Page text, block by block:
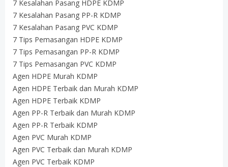
7 Kesalahan Pasang HDPE KDMP
7 Kesalahan Pasang PP-R KDMP
7 Kesalahan Pasang PVC KDMP
7 Tips Pemasangan HDPE KDMP
7 Tips Pemasangan PP-R KDMP
7 Tips Pemasangan PVC KDMP
Agen HDPE Murah KDMP
Agen HDPE Terbaik dan Murah KDMP
Agen HDPE Terbaik KDMP
Agen PP-R Terbaik dan Murah KDMP
Agen PP-R Terbaik KDMP
Agen PVC Murah KDMP
Agen PVC Terbaik dan Murah KDMP
Agen PVC Terbaik KDMP